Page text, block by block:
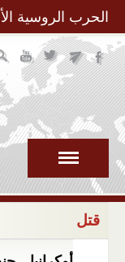
الحرب الروسية
قتل